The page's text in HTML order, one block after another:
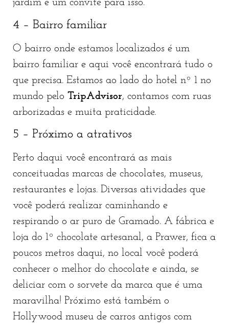
jardim é um convite para isso.
4 – Bairro familiar
O bairro onde estamos localizados é um
bairro familiar e aqui você encontrará tudo o
que precisa. Estamos ao lado do hotel nº 1 no
mundo pelo TripAdvisor, contamos com ruas
arborizadas e muita praticidade.
5 – Próximo a atrativos
Perto daqui você encontrará as mais
conceituadas marcas de chocolates, museus,
restaurantes e lojas. Diversas atividades que
você poderá realizar caminhando e
respirando o ar puro de Gramado. A fábrica e
loja do 1º chocolate artesanal, a Prawer, fica a
poucos metros daqui, no local você poderá
conhecer o melhor do chocolate e ainda, se
deliciar com o sorvete da marca que é uma
maravilha! Próximo está também o
Hollywood museu de carros antigos com